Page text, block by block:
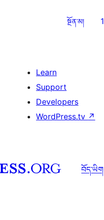
སྔོན་མ། 1
Learn
Support
Developers
WordPress.tv ↗
བོད་ཡིག